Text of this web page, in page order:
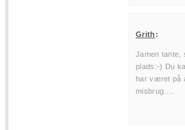
Grith :
Jamen tante,
plads:-) Du
har været på
misbrug….